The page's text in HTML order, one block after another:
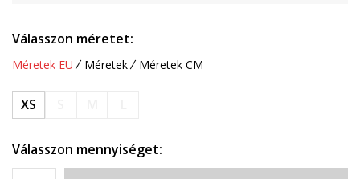
Válasszon méretet:
Méretek EU Méretek Méretek CM
XS
Válasszon mennyiséget: